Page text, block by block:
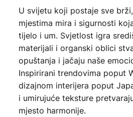
U svijetu koji postaje sve
mjestima mira i sigurnosti
tijelo i um. Svjetlost igra
materijali i organski oblici
opuštanja i jačaju naše
Inspirirani trendovima poput
dizajnom interijera poput
i umirujuće teksture
mjesto harmonije.